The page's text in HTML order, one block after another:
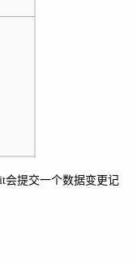
会提交一个数据变更记